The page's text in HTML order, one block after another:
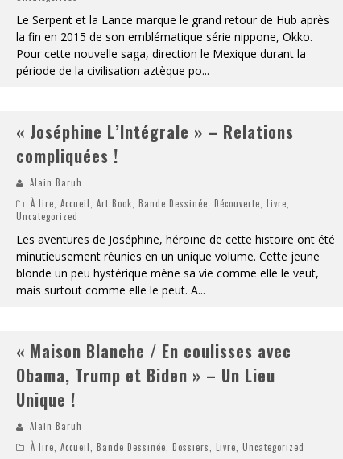
Le Serpent et la Lance marque le grand retour de Hub après
la fin en 2015 de son emblématique série nippone, Okko.
Pour cette nouvelle saga, direction le Mexique durant la
période de la civilisation aztèque po...
« Joséphine L’Intégrale » – Relations
compliquées !
Alain Baruh
À lire Accueil Art Book Bande Dessinée Découverte Livre
Uncategorized
Les aventures de Joséphine, héroïne de cette histoire ont été
minutieusement réunies en un unique volume. Cette jeune
blonde un peu hystérique mène sa vie comme elle le veut,
mais surtout comme elle le peut. A...
« Maison Blanche / En coulisses avec
Obama, Trump et Biden » – Un Lieu
Unique !
Alain Baruh
À lire Accueil Bande Dessinée Dossiers Livre Uncategorized